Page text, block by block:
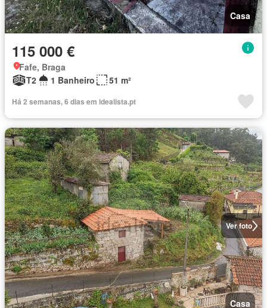
Casa
115 000 €
Fafe, Braga
T2
1 Banheiro 51 m²
Há 2 semanas, 6 dias em idealista.pt
Ver foto
Casa